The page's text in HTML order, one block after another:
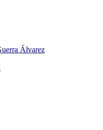
Álvarez